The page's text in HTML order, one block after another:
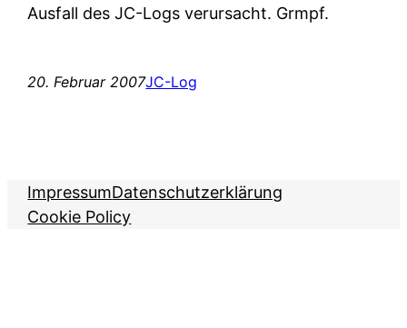
Ausfall des JC-Logs verursacht. Grmpf.
20. Februar 2007JC-Log
ImpressumDatenschutzerklärung
Cookie Policy